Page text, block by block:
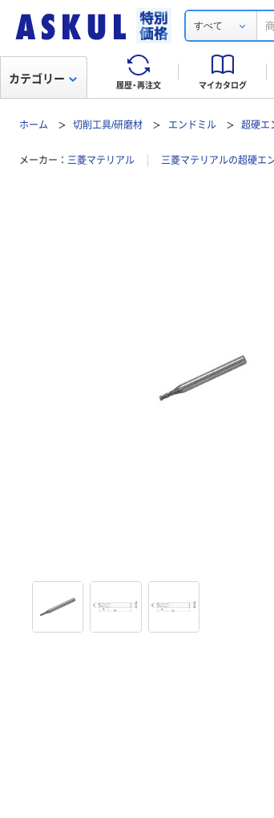
すべて
履歴・再注文 マイカタログ
カテゴリー
ホーム 切削工具/研磨材 エンドミル 超硬エ
メーカー 三菱マテリアル 三菱マテリアルの超硬エ